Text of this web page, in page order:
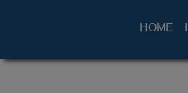
HOME